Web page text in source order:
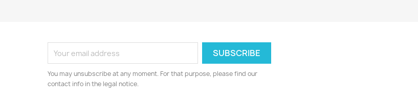
You may unsubscribe at any moment. For that purpose, please find our
contact info in the legal notice.